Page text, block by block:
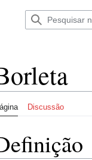
Discussão